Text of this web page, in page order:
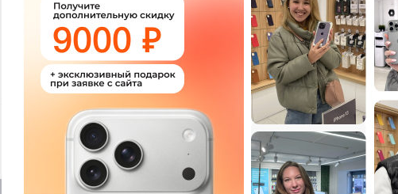
Показать
Сделайте свою